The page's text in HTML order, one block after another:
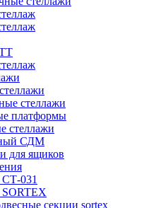
стеллажи
платформы
стеллажи
СДМ
для ящиков
031
секции sortex